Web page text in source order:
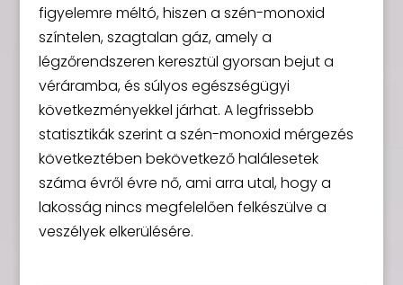
figyelemre méltó, hiszen a szén-monoxid
színtelen, szagtalan gáz, amely a
légzőrendszeren keresztül gyorsan bejut a
véráramba, és súlyos egészségügyi
következményekkel járhat. A legfrissebb
statisztikák szerint a szén-monoxid mérgezés
következtében bekövetkező halálesetek
száma évről évre nő, ami arra utal, hogy a
lakosság nincs megfelelően felkészülve a
veszélyek elkerülésére.